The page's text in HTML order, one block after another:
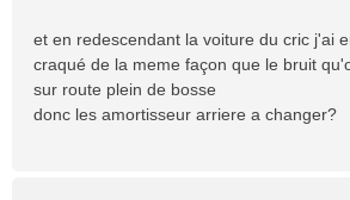
et en redescendant la voiture du cric j'ai
craqué de la meme façon que le bruit
sur route plein de bosse
donc les amortisseur arriere a changer?